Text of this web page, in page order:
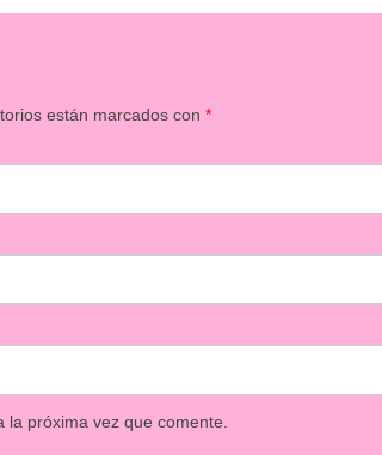
están marcados con*
la próxima vez que comente.